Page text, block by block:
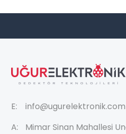
E:
info@ugurelektronik.com
A:
Mimar Sinan Mahallesi